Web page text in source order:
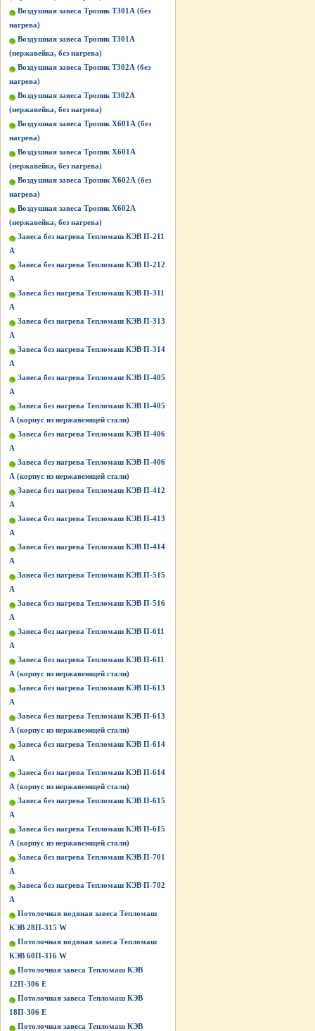
Воздушная завеса Тропик Т301А (без
нагрева)
Воздушная завеса Тропик Т301А
(нержавейка, без нагрева)
Воздушная завеса Тропик Т302А (без
нагрева)
Воздушная завеса Тропик Т302А
(нержавейка, без нагрева)
Воздушная завеса Тропик Х601А (без
нагрева)
Воздушная завеса Тропик Х601А
(нержавейка, без нагрева)
Воздушная завеса Тропик Х602А (без
нагрева)
Воздушная завеса Тропик Х602А
(нержавейка, без нагрева)
Завеса без нагрева Тепломаш КЭВ П-211
А
Завеса без нагрева Тепломаш КЭВ П-212
А
Завеса без нагрева Тепломаш КЭВ П-311
А
Завеса без нагрева Тепломаш КЭВ П-313
А
Завеса без нагрева Тепломаш КЭВ П-314
А
Завеса без нагрева Тепломаш КЭВ П-405
А
Завеса без нагрева Тепломаш КЭВ П-405
А (корпус из нержавеющей стали)
Завеса без нагрева Тепломаш КЭВ П-406
А
Завеса без нагрева Тепломаш КЭВ П-406
А (корпус из нержавеющей стали)
Завеса без нагрева Тепломаш КЭВ П-412
А
Завеса без нагрева Тепломаш КЭВ П-413
А
Завеса без нагрева Тепломаш КЭВ П-414
А
Завеса без нагрева Тепломаш КЭВ П-515
A
Завеса без нагрева Тепломаш КЭВ П-516
A
Завеса без нагрева Тепломаш КЭВ П-611
А
Завеса без нагрева Тепломаш КЭВ П-611
А (корпус из нержавеющей стали)
Завеса без нагрева Тепломаш КЭВ П-613
А
Завеса без нагрева Тепломаш КЭВ П-613
А (корпус из нержавеющей стали)
Завеса без нагрева Тепломаш КЭВ П-614
А
Завеса без нагрева Тепломаш КЭВ П-614
А (корпус из нержавеющей стали)
Завеса без нагрева Тепломаш КЭВ П-615
А
Завеса без нагрева Тепломаш КЭВ П-615
А (корпус из нержавеющей стали)
Завеса без нагрева Тепломаш КЭВ П-701
А
Завеса без нагрева Тепломаш КЭВ П-702
А
Потолочная водяная завеса Тепломаш
КЭВ 28П-315 W
Потолочная водяная завеса Тепломаш
КЭВ 60П-316 W
Потолочная завеса Тепломаш КЭВ
12П-306 Е
Потолочная завеса Тепломаш КЭВ
18П-306 Е
Потолочная завеса Тепломаш КЭВ